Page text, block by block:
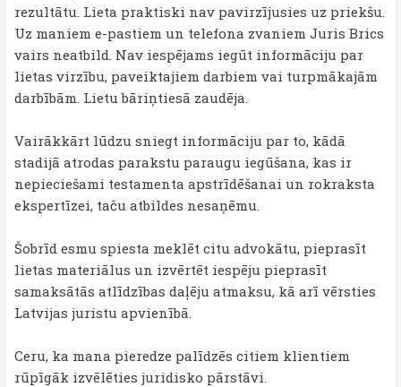
rezultātu. Lieta praktiski nav pavirzījusies uz priekšu.
Uz maniem e-pastiem un telefona zvaniem Juris Brics
vairs neatbild. Nav iespējams iegūt informāciju par
lietas virzību, paveiktajiem darbiem vai turpmākajām
darbībām. Lietu bāriņtiesā zaudēja.
Vairākkārt lūdzu sniegt informāciju par to, kādā
stadijā atrodas parakstu paraugu iegūšana, kas ir
nepieciešami testamenta apstrīdēšanai un rokraksta
ekspertīzei, taču atbildes nesaņēmu.
Šobrīd esmu spiesta meklēt citu advokātu, pieprasīt
lietas materiālus un izvērtēt iespēju pieprasīt
samaksātās atlīdzības daļēju atmaksu, kā arī vērsties
Latvijas juristu apvienībā.
Ceru, ka mana pieredze palīdzēs citiem klientiem
rūpīgāk izvēlēties juridisko pārstāvi.